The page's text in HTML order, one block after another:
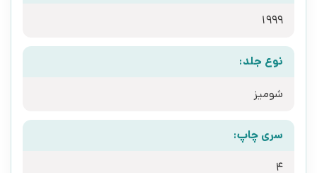
1999
نوع جلد:
شومیز
سری چاپ:
4